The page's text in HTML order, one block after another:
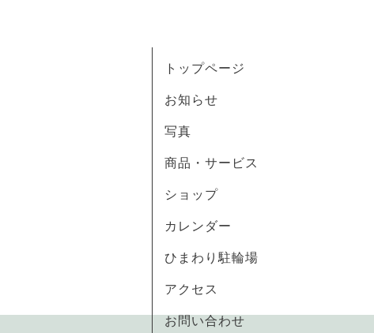
トップページ
お知らせ
写真
商品・サービス
ショップ
カレンダー
ひまわり駐輪場
アクセス
お問い合わせ